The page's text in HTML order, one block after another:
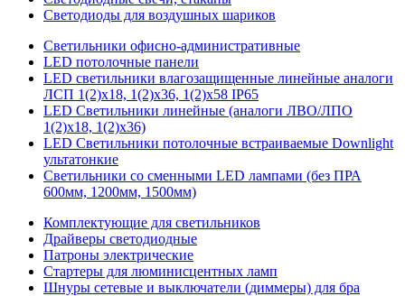
Светодиоды для воздушных шариков
Светильники офисно-административные
LED потолочные панели
LED светильники влагозащищенные линейные аналоги
ЛСП 1(2)х18, 1(2)х36, 1(2)х58 IP65
LED Светильники линейные (аналоги ЛВО/ЛПО
1(2)х18, 1(2)х36)
LED Светильники потолочные встраиваемые Downlight
ультатонкие
Светильники со сменными LED лампами (без ПРА
600мм, 1200мм, 1500мм)
Комплектующие для светильников
Драйверы светодиодные
Патроны электрические
Стартеры для люминисцентных ламп
Шнуры сетевые и выключатели (диммеры) для бра